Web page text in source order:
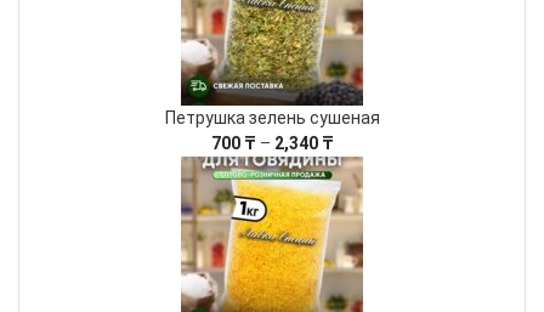
1,790 ₸
Петрушка зелень сушеная
700 ₸ – 2,340 ₸Диапазон
цен:
700 ₸
–
2,340 ₸